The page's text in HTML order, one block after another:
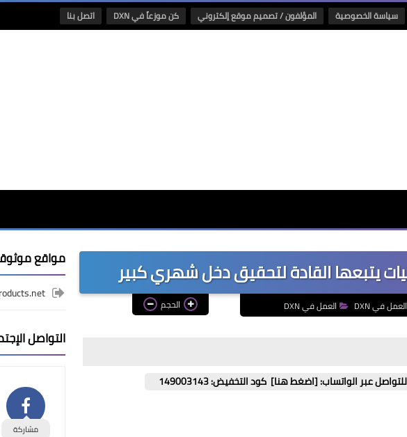
سياسة الخصوصية المؤلفون / تصميم موقع إلكتروني كن موزعاً في DXN اتصل بنا
العمل في DXN العمل في DXN الحجم
مواقع
التواصل
مشاركة